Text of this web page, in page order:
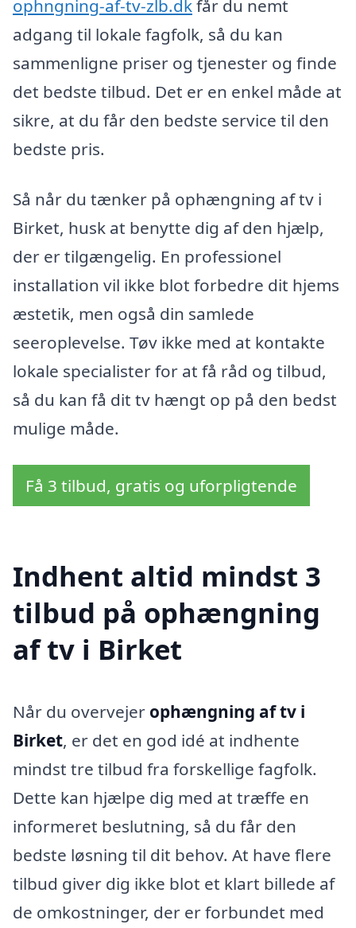
ophngning-af-tv-zlb.dkfår du nemt
adgang til lokale fagfolk, så du kan
sammenligne priser og tjenester og finde
det bedste tilbud. Det er en enkel måde at
sikre, at du får den bedste service til den
bedste pris.
Så når du tænker på ophængning af tv i
Birket, husk at benytte dig af den hjælp,
der er tilgængelig. En professionel
installation vil ikke blot forbedre dit hjems
æstetik, men også din samlede
seeroplevelse. Tøv ikke med at kontakte
lokale specialister for at få råd og tilbud,
så du kan få dit tv hængt op på den bedst
mulige måde.
Få 3 tilbud, gratis og uforpligtende
Indhent altid mindst 3
tilbud på ophængning
af tv i Birket
Når du overvejer ophængning af tv i
Birket, er det en god idé at indhente
mindst tre tilbud fra forskellige fagfolk.
Dette kan hjælpe dig med at træffe en
informeret beslutning, så du får den
bedste løsning til dit behov. At have flere
tilbud giver dig ikke blot et klart billede af
de omkostninger, der er forbundet med